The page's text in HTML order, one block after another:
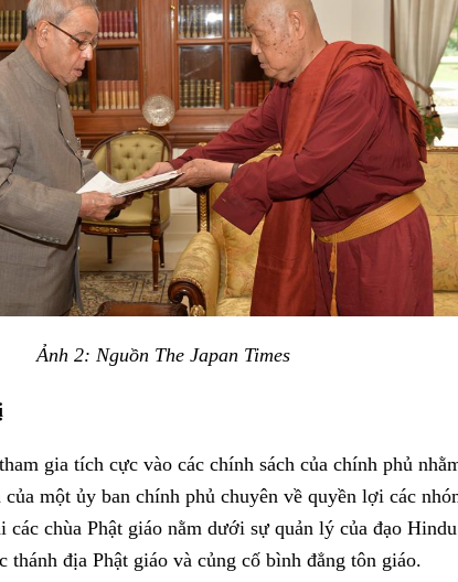
Ảnh 2: Nguồn The Japan Times
gia tích cực vào các chính sách của chính phủ
một ủy ban chính phủ chuyên về quyền lợi các
chùa Phật giáo nằm dưới sự quản lý của đạo
địa Phật giáo và củng cố bình đẳng tôn giáo.